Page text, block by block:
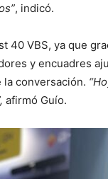
, indicó.
40 VBS, ya que
y encuadres
conversación.
afirmó Guío.